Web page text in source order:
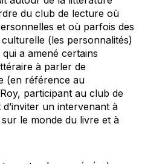
du club de lecture où
et où parfois des
(les personnalités)
a amené certains
à parler de
(en référence au
participant au club de
un intervenant à
le monde du livre et à